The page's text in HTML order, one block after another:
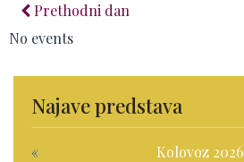
Prethodni dan
No events
Najave predstava
« Kolovoz 2026